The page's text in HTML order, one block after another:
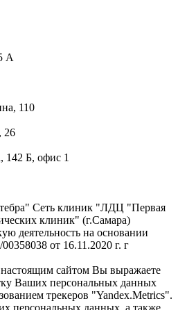
А
110
26
142 Б, офис 1
Сеть клиник "ЛДЦ "Первая
клиник" (г.Самара)
деятельность на основании
от 16.11.2020 г. г
сайтом Вы выражаете
Ваших персональных данных
трекеров "Yandex.Metrics".
персональных данных, а также